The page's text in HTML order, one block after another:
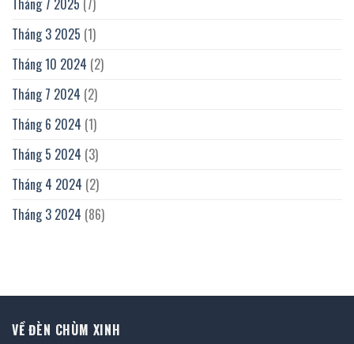
Tháng 7 2025 (7)
Tháng 3 2025 (1)
Tháng 10 2024 (2)
Tháng 7 2024 (2)
Tháng 6 2024 (1)
Tháng 5 2024 (3)
Tháng 4 2024 (2)
Tháng 3 2024 (86)
VỀ ĐÈN CHÙM XINH